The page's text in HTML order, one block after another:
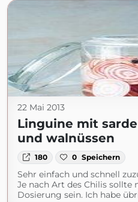
22 Mai 2013
Linguine mit
und walnüssen
180 0 Speichern
Sehr einfach und schnell
Je nach Art des Chilis
Dosierung sein. Ich habe